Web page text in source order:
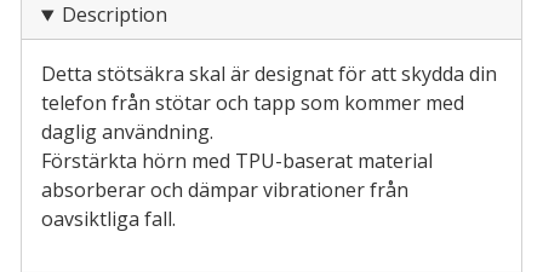
Description
Detta stötsäkra skal är designat för att skydda din
telefon från stötar och tapp som kommer med
daglig användning.
Förstärkta hörn med TPU-baserat material
absorberar och dämpar vibrationer från
oavsiktliga fall.